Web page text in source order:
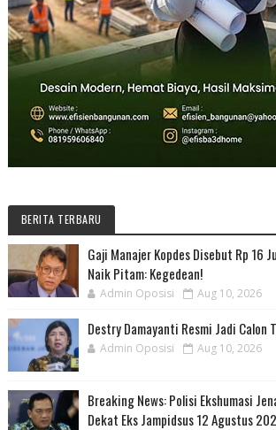
BERITA TERBARU
Gaji Manajer Kopdes Disebut Rp 16
Naik Pitam: Kegedean!
Admin Oposisi Aug 10, 2026
Destry Damayanti Resmi Jadi Calon
Admin Oposisi Aug 10, 2026
Breaking News: Polisi Ekshumasi
Dekat Eks Jampidsus 12 Agustus